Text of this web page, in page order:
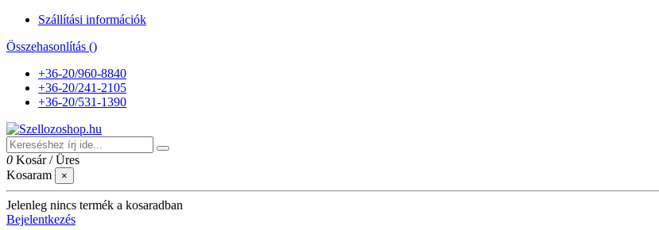
Szállítási információk
Összehasonlítás ()
+36-20/960-8840
+36-20/241-2105
+36-20/531-1390
0 Kosár /Üres
Kosaram
×
Jelenleg nincs termék a kosaradban
Bejelentkezés